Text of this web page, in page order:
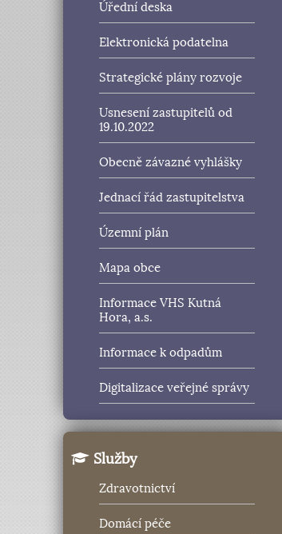
Úřední deska
Elektronická podatelna
Strategické plány rozvoje
Usnesení zastupitelů od
19.10.2022
Obecně závazné vyhlášky
Jednací řád zastupitelstva
Územní plán
Mapa obce
Informace VHS Kutná
Hora, a.s.
Informace k odpadům
Digitalizace veřejné správy
Služby
Zdravotnictví
Domácí péče